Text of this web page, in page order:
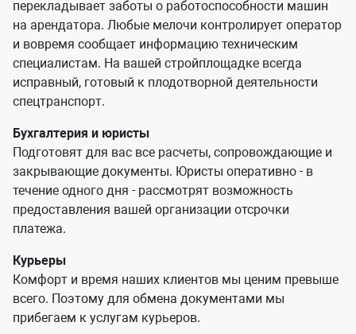
перекладывает заботы о работоспособности машин
на арендатора. Любые мелочи контролирует оператор
и вовремя сообщает информацию техническим
специалистам. На вашей стройплощадке всегда
исправный, готовый к плодотворной деятельности
спецтранспорт.
Бухгалтерия и юристы
Подготовят для вас все расчеты, сопровождающие и
закрывающие документы. Юристы оперативно - в
течение одного дня - рассмотрят возможность
предоставления вашей организации отсрочки
платежа.
Курьеры
Комфорт и время наших клиентов мы ценим превыше
всего. Поэтому для обмена документами мы
прибегаем к услугам курьеров.